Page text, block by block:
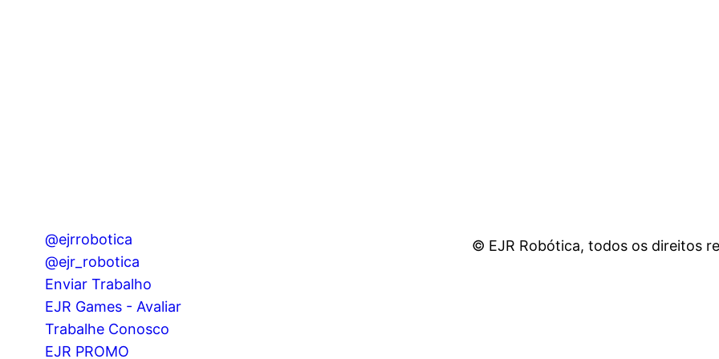
@ejrrobotica
@ejr_robotica
Enviar Trabalho
EJR Games - Avaliar​
Trabalhe Conosco
EJR PROMO
© EJR Robótica, todos os direitos